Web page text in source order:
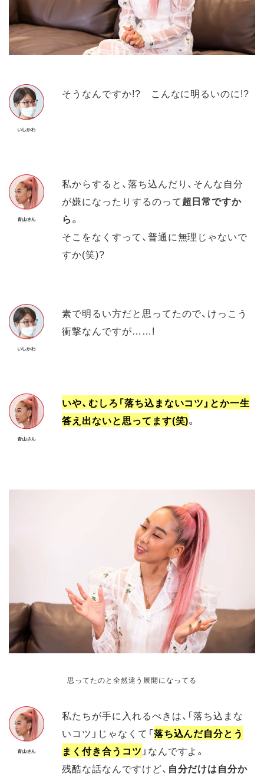
そうなんですか!? こんなに明るいのに!?
私からすると、落ち込んだり、そんな自分
が嫌になったりするのって超日常ですか
ら。
そこをなくすって、普通に無理じゃないで
すか(笑)?
素で明るい方だと思ってたので、けっこう
衝撃なんですが……!
いや、むしろ「落ち込まないコツ」とか一生
答え出ないと思ってます(笑)。
思ってたのと全然違う展開になってる
私たちが手に入れるべきは、「落ち込まな
いコツ」じゃなくて「落ち込んだ自分とう
まく付き合うコツ 」なんですよ。
残酷な話なんですけど、 自分だけは自分か